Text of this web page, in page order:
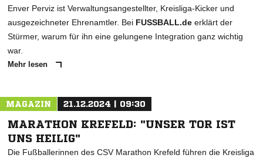
Enver Perviz ist Verwaltungsangestellter, Kreisliga-Kicker und
ausgezeichneter Ehrenamtler. Bei FUSSBALL.de erklärt der
Stürmer, warum für ihn eine gelungene Integration ganz wichtig
war.
Mehr lesen
MAGAZIN 21.12.2024 | 09:30
MARATHON KREFELD: "UNSER TOR IST
UNS HEILIG"
Die Fußballerinnen des CSV Marathon Krefeld führen die Kreisliga